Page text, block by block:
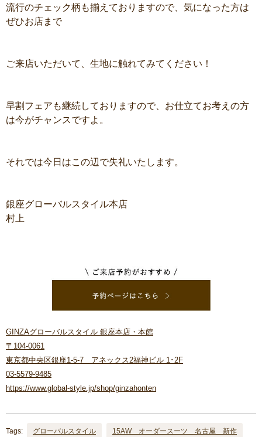
流行のチェック柄も揃えておりますので、気になった方は
ぜひお店まで
ご来店いただいて、生地に触れてみてください！
早割フェアも継続しておりますので、お仕立てお考えの方
は今がチャンスですよ。
それでは今日はこの辺で失礼いたします。
銀座グローバルスタイル本店
村上
GINZAグローバルスタイル 銀座本店・本館
〒104-0061
東京都中央区銀座1-5-7 アネックス2福神ビル 1･2F
03-5579-9485
https://www.global-style.jp/shop/ginzahonten
Tags: グローバルスタイル 15AW オーダースーツ 名古屋 新作